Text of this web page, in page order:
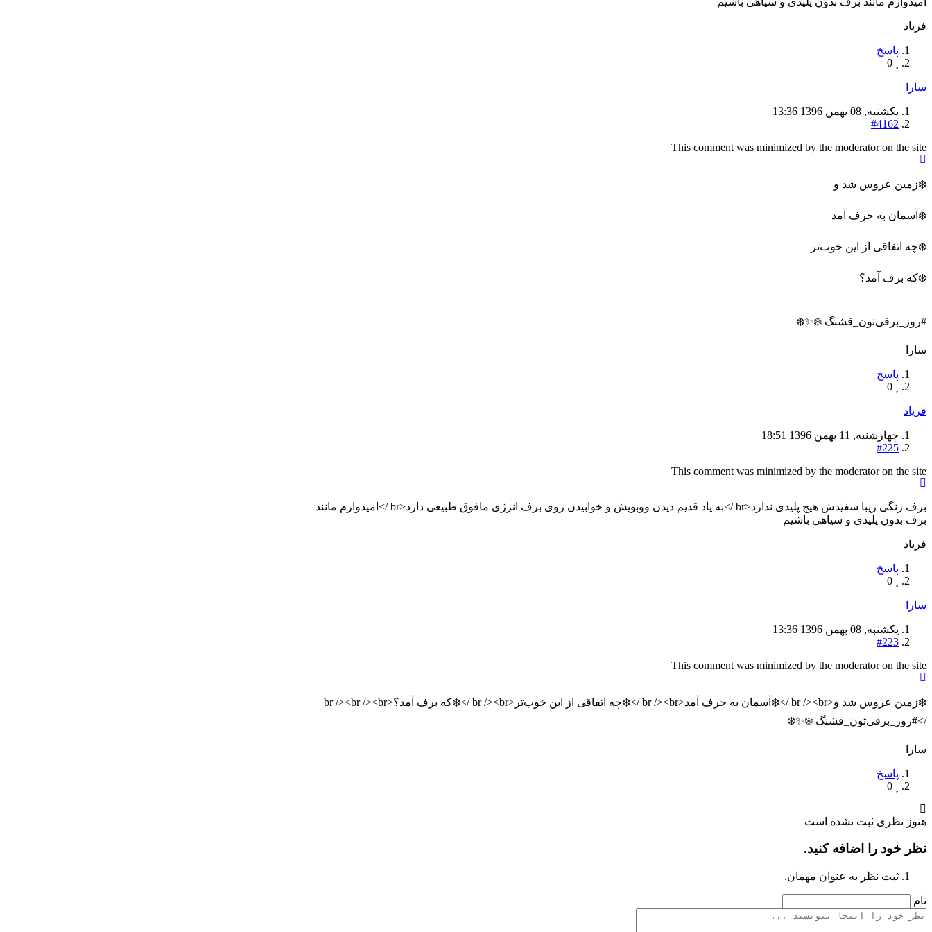
فریاد
پاسخ
0
سارا
یکشنبه, 08 بهمن 1396 13:36
#4162
This comment was minimized by the moderator on the site
❄️زمین عروس شد و
❄️آسمان به حرف آمد
❄️چه اتفاقی از این خوب‌تر
❄️که برف آمد؟
#روز_برفی‌تون_قشنگ ❄️✨❄️
سارا
پاسخ
0
فریاد
چهارشنبه, 11 بهمن 1396 18:51
#225
This comment was minimized by the moderator on the site
برف رنگی ریبا سفیدش هیچ پلیدی ندارد<br />به یاد قدیم دیدن ووبویش و خوابیدن روی برف انرژی مافوق طبیعی دارد<br />امیدوارم مانند
برف بدون پلیدی و سیاهی باشیم
فریاد
پاسخ
0
سارا
یکشنبه, 08 بهمن 1396 13:36
#223
This comment was minimized by the moderator on the site
❄️زمین عروس شد و<br /><br />❄️آسمان به حرف آمد<br /><br />❄️چه اتفاقی از این خوب‌تر<br /><br />❄️که برف آمد؟<br /><br /><br
/>#روز_برفی‌تون_قشنگ ❄️✨❄️
سارا
پاسخ
0
هنوز نظری ثبت نشده است
نظر خود را اضافه کنید.
ثبت نظر به عنوان مهمان.
نام